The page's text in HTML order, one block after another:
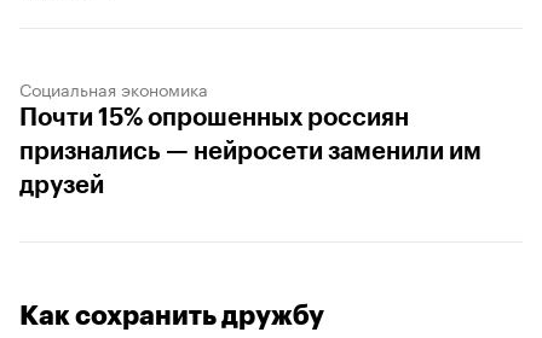
Социальная экономика
Почти 15% опрошенных россиян
признались — нейросети заменили им
друзей
Как сохранить дружбу